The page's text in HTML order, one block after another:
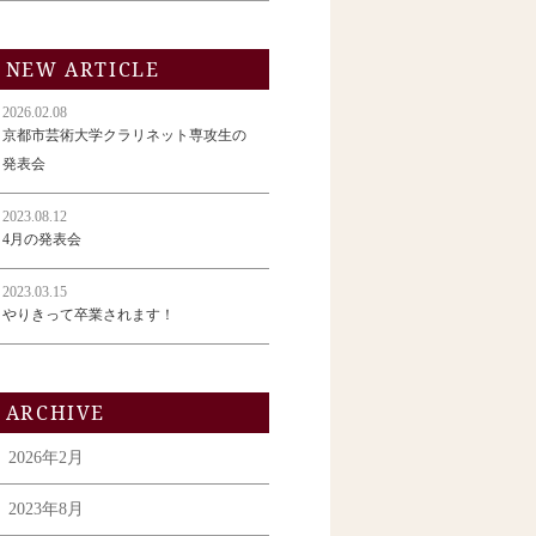
NEW ARTICLE
2026.02.08
京都市芸術大学クラリネット専攻生の
発表会
2023.08.12
4月の発表会
2023.03.15
やりきって卒業されます！
ARCHIVE
2026年2月
2023年8月